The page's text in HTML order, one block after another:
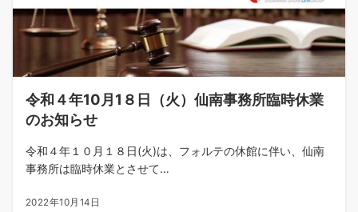
令和４年10月1８日（火）仙南事務所臨時休業
のお知らせ
令和４年１０月１８日(火)は、フォルテの休館に伴い、仙南
事務所は臨時休業とさせて…
2022年10月14日